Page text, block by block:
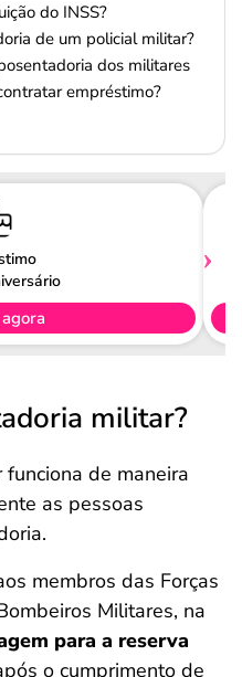
do INSS?
de um policial militar?
dos militares
empréstimo?
militar?
de maneira
as pessoas
membros das Forças
Militares, na
para a reserva
o cumprimento de